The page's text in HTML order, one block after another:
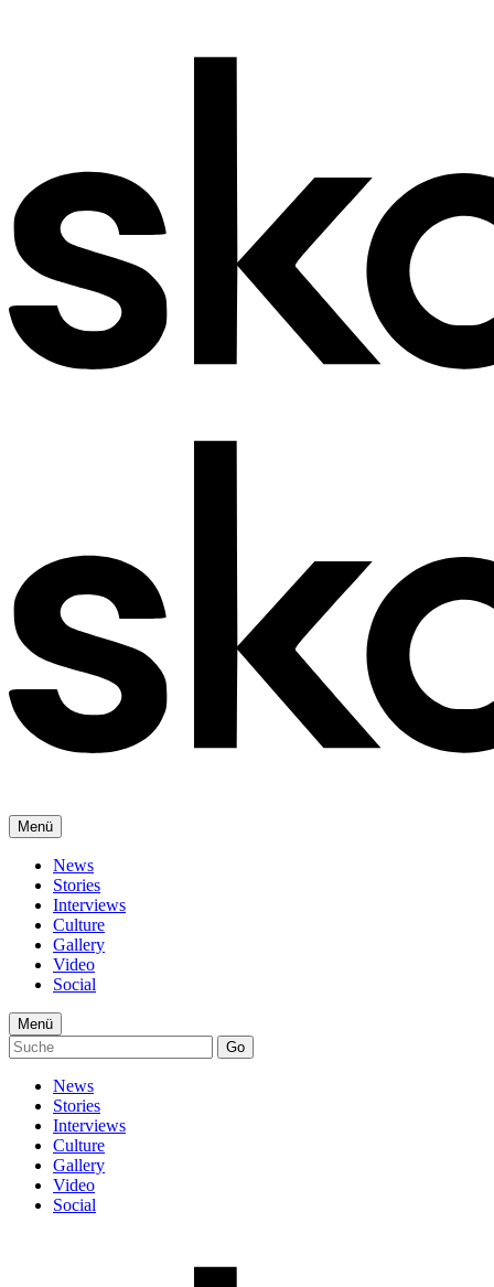
Menü
News
Stories
Interviews
Culture
Gallery
Video
Social
Menü
Go
News
Stories
Interviews
Culture
Gallery
Video
Social